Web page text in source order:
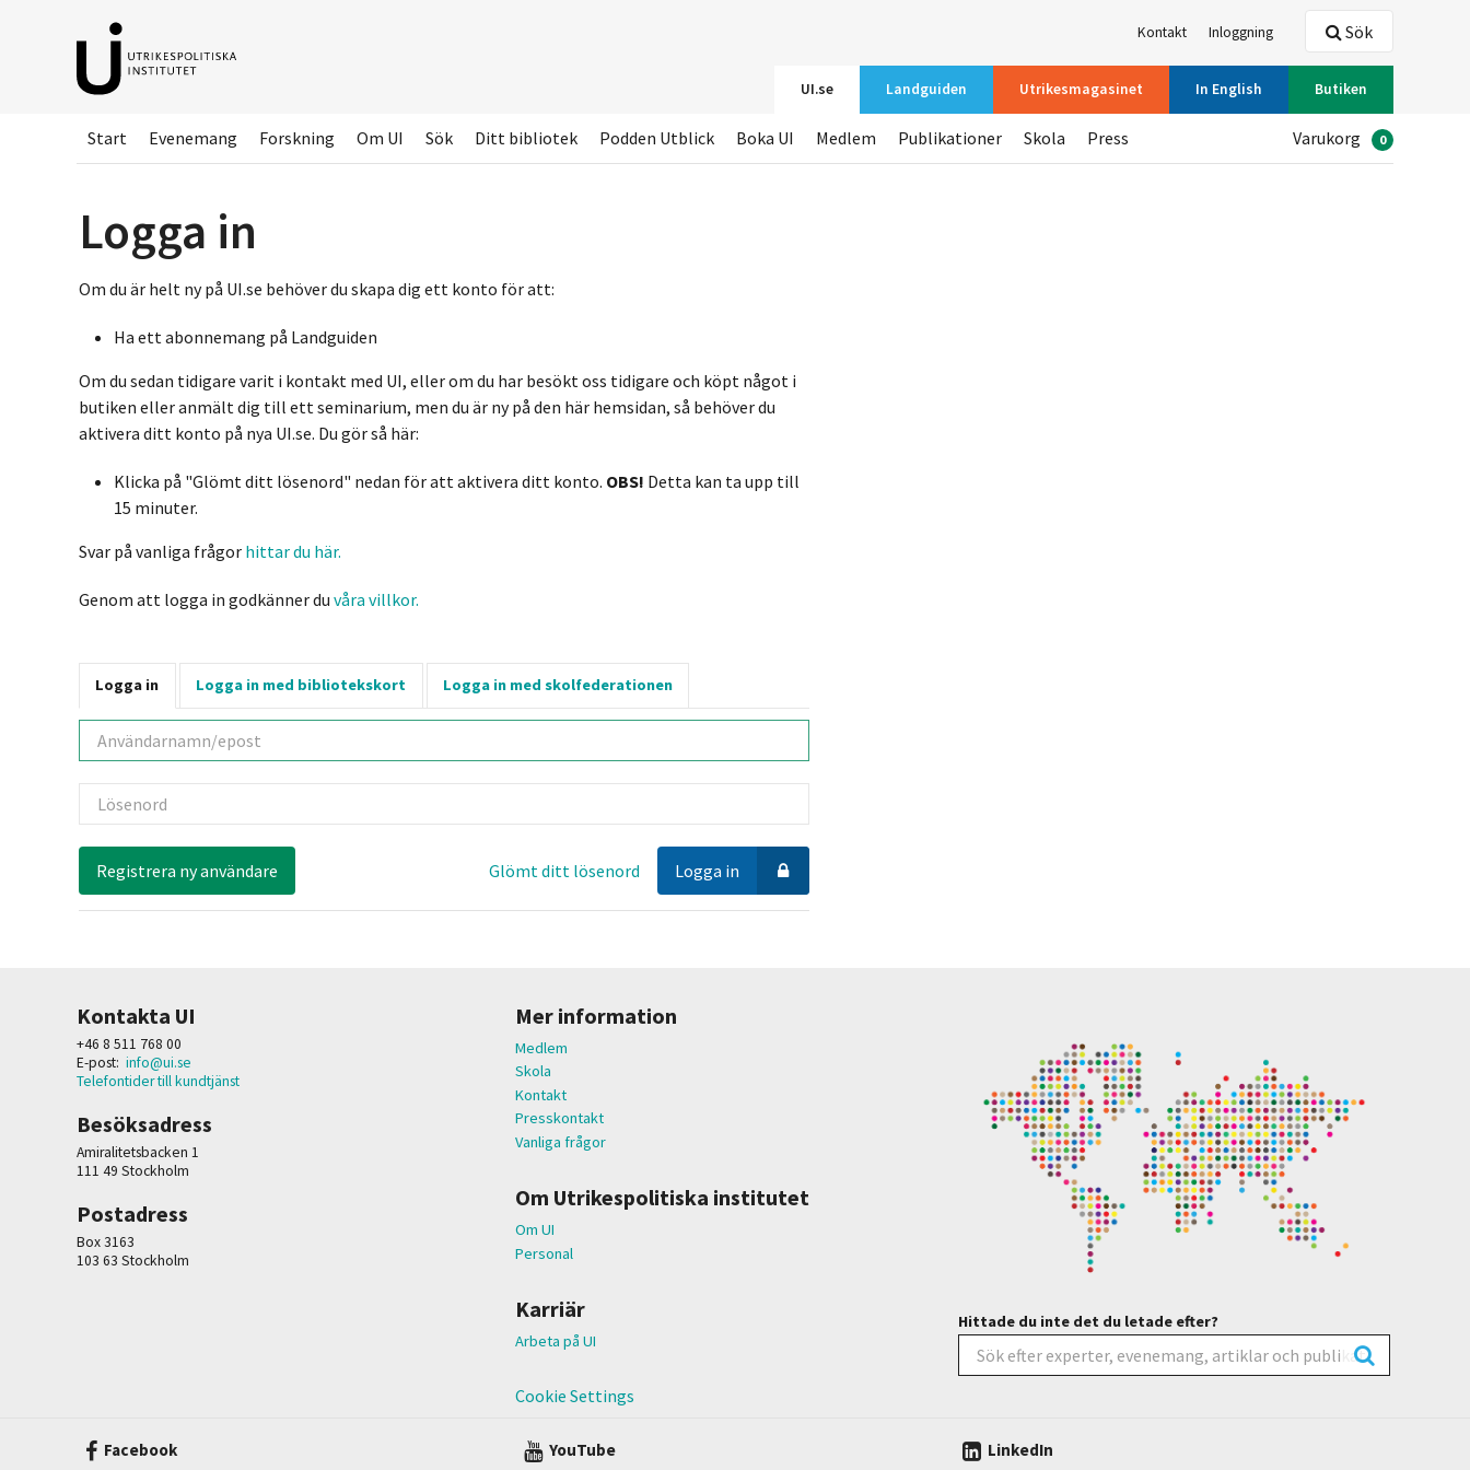
Kontakt Inloggning
UI.se Landguiden Utrikesmagasinet In English Butiken
Sök
Start Evenemang Forskning Om UI Sök Ditt bibliotek Podden Utblick Boka UI Medlem Publikationer Skola Press Varukorg 0
Logga in
Om du är helt ny på UI.se behöver du skapa dig ett konto för att:
Ha ett abonnemang på Landguiden
Om du sedan tidigare varit i kontakt med UI, eller om du har besökt oss tidigare och köpt något i
butiken eller anmält dig till ett seminarium, men du är ny på den här hemsidan, så behöver du
aktivera ditt konto på nya UI.se. Du gör så här:
Klicka på "Glömt ditt lösenord" nedan för att aktivera ditt konto. OBS! Detta kan ta upp till
15 minuter.
Svar på vanliga frågor hittar du här.
Genom att logga in godkänner du våra villkor.
Logga in Logga in med bibliotekskort Logga in med skolfederationen
Användarnamn
Lösenord
Logga in
Glömt ditt lösenord
Registrera ny användare
Kontakta UI
+46 8 511 768 00
E-post: info@ui.se
Telefontider till kundtjänst
Besöksadress
Amiralitetsbacken 1
111 49 Stockholm
Postadress
Box 3163
103 63 Stockholm
Mer information
Medlem
Skola
Kontakt
Presskontakt
Vanliga frågor
Om Utrikespolitiska institutet
Om UI
Personal
Karriär
Arbeta på UI
Cookie Settings
Hittade du inte det du letade efter?
Facebook YouTube LinkedIn